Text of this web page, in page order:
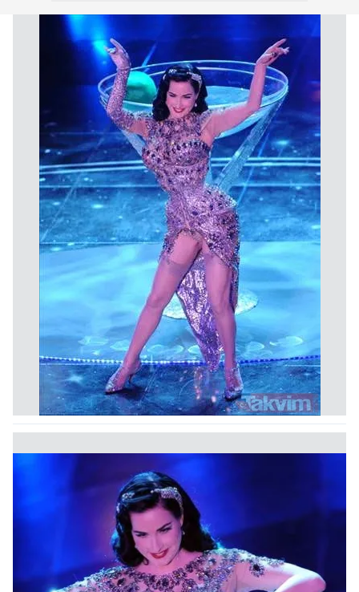
Çerezlere ilişkin tercihlerinizi aşağıda yer alan panel
vasıtasıyla belirleyebilirsiniz. Çerezlere ilişkin detaylı bilgi
için Ayarlar butonuna tıklayabilir,Çerez Bilgilendirme
ziyaret edebilirsiniz.
6698 sayılı Kişisel Verilerin Korunması Kanunu uyarınca
hazırlanmış Aydınlatma Metnimizi okumak ve sitemizde
ilgili mevzuata uygun olarak kullanılan çerezlerle ilgili bilgi
almak için lütfentıklayınız.